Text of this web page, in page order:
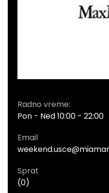
Radno vreme:
Pon - Ned 10:00 - 22:00
Email
Sprat
(0)